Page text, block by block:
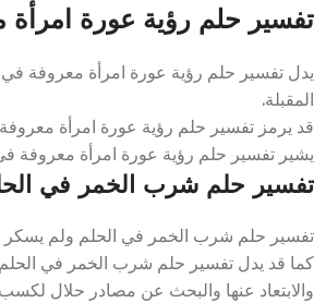
تفسير حلم رؤية عورة امرأة
يدل تفسير حلم رؤية عورة امرأة معروفة في
المقبلة.
قد يرمز تفسير حلم رؤية عورة امرأة
يشير تفسير حلم رؤية عورة امرأة معروفة في
تفسير حلم شرب الخمر في
تفسير حلم شرب الخمر في الحلم ولم يسكر
كما قد يدل تفسير حلم شرب الخمر في الحلم
والابتعاد عنها والبحث عن مصادر حلال